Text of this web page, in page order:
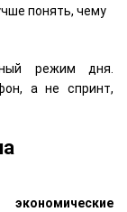
понять, чему
режим дня.
а не спринт,
экономические